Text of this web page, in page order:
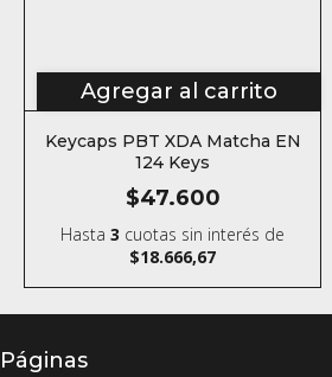
Agregar al carrito
Keycaps PBT XDA Matcha EN
124 Keys
$47.600
Hasta3 cuotas sin interés de
$18.666,67
Páginas